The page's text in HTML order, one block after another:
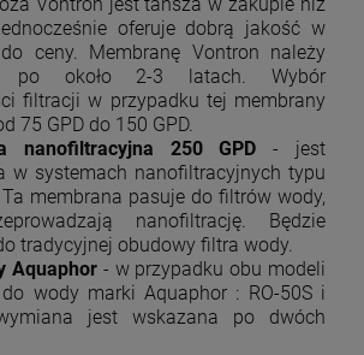
Vontron jest tańsza w zakupie niż
oferuje dobrą jakość w
ceny. Membranę Vontron należy
po około 2-3 latach. Wybór
filtracji w przypadku tej membrany
75 GPD do 150 GPD.
nanofiltracyjna 250 GPD - jest
w systemach nanofiltracyjnych typu
membrana pasuje do filtrów wody,
nanofiltrację. Będzie
tradycyjnej obudowy filtra wody.
Aquaphor- w przypadku obu modeli
wody marki Aquaphor : RO-50S i
jest wskazana po dwóch